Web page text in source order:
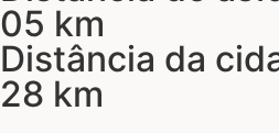
05 km
Distância da
28 km